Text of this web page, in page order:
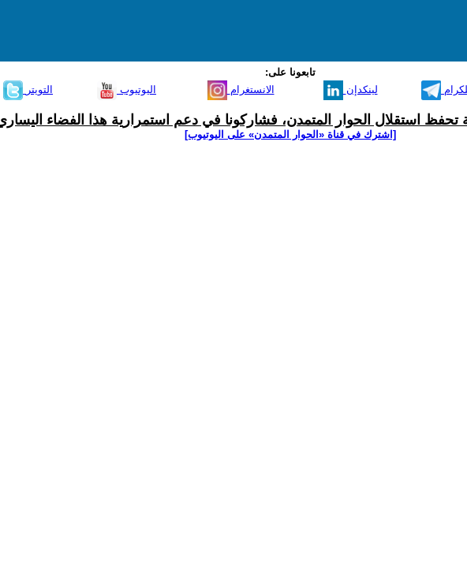
تابعونا على:
التويتر اليوتيوب الانستغرام لينكدإن
تحفظ استقلال الحوار المتمدن، فشاركونا في دعم استمرارية هذا الفضاء
[اشترك في قناة ‫«الحوار المتمدن» على اليوتيوب]